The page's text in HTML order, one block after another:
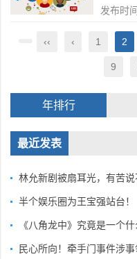
发布时
‹‹ ‹ 1 2
9
年排行
最近发表
林允新剧被扇耳光，有苦说
半个娱乐圈为王宝强站台
《八角龙中》究竟是一个
民心所向！牵手门事件涉